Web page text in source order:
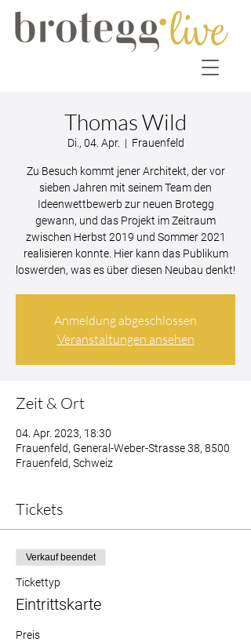
Thomas Wild
Di., 04. Apr.
  |
Frauenfeld
Zu Besuch kommt jener Architekt, der vor
sieben Jahren mit seinem Team den
Ideenwettbewerb zur neuen Brotegg
gewann, und das Projekt im Zeitraum
zwischen Herbst 2019 und Sommer 2021
realisieren konnte. Hier kann das Publikum
loswerden, was es über diesen Neubau denkt!
Anmeldung abgeschlossen
Veranstaltungen ansehen
Zeit & Ort
04. Apr. 2023, 18:30
Frauenfeld, General-Weber-Strasse 38, 8500
Frauenfeld, Schweiz
Tickets
Verkauf beendet
Tickettyp
Eintrittskarte
Preis